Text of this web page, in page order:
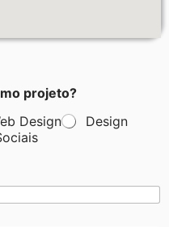
projeto?
Design
Design